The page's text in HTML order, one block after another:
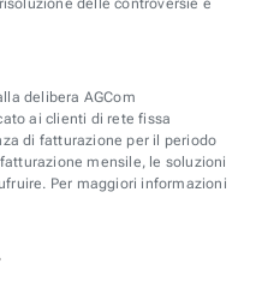
delle controversie è
delibera AGCom
ai clienti di rete fissa
di fatturazione per il periodo
mensile, le soluzioni
Per maggiori informazioni